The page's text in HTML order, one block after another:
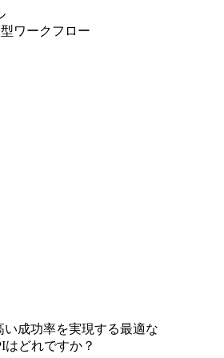
ワークフロー
い成功率を実現する最適な
どれですか？